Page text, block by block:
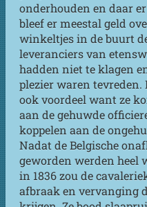
onderhouden en daar
bleef er meestal geld
winkeltjes in de buurt
leveranciers van
hadden niet te klagen
plezier waren tevreden.
ook voordeel want ze
aan de gehuwde
koppelen aan de
Nadat de Belgische
geworden werden heel
in 1836 zou de
afbraak en vervanging